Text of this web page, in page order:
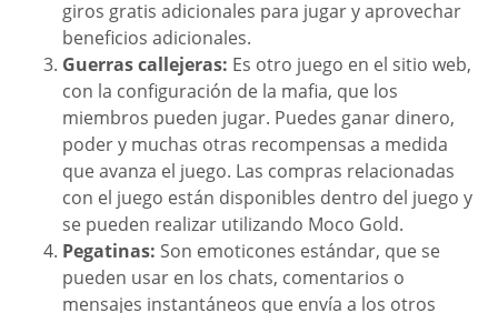
giros gratis adicionales para jugar y aprovechar
beneficios adicionales.
Guerras callejeras: Es otro juego en el sitio web,
con la configuración de la mafia, que los
miembros pueden jugar. Puedes ganar dinero,
poder y muchas otras recompensas a medida
que avanza el juego. Las compras relacionadas
con el juego están disponibles dentro del juego y
se pueden realizar utilizando Moco Gold.
Pegatinas: Son emoticones estándar, que se
pueden usar en los chats, comentarios o
mensajes instantáneos que envía a los otros